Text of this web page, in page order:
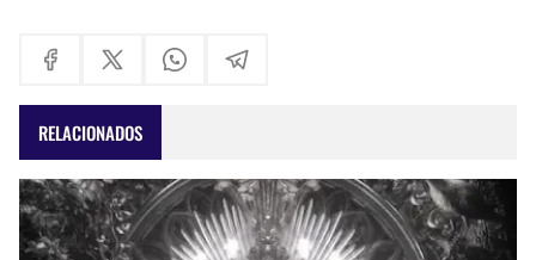
RELACIONADOS